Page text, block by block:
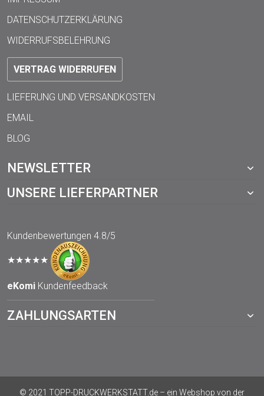
DATENSCHUTZERKLÄRUNG
WIDERRUFSBELEHRUNG
VERTRAG WIDERRUFEN
LIEFERUNG UND VERSANDKOSTEN
EMAIL
BLOG
NEWSLETTER
UNSERE LIEFERPARTNER
Kundenbewertungen 4.8/5
★★★★★
eKomi Kundenfeedback
ZAHLUNGSARTEN
© 2021 TOPP-DRUCKWERKSTATT.de – ein Webshop von der